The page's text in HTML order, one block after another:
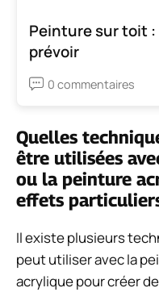
Peinture sur toit
prévoir
0 commentaires
Quelles
être utilisées
ou la peinture
effets
Il existe plusieurs
peut utiliser avec la
acrylique pour créer